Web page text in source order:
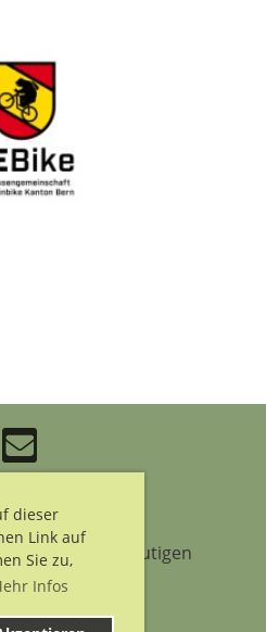
dieser
Link auf
Sie zu,
Infos
© 2026
3714 Frutigen